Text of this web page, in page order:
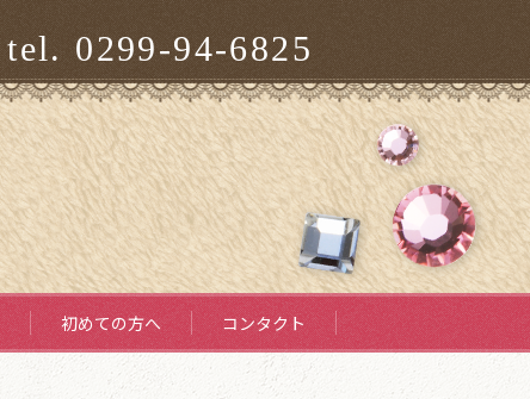
tel. 0299-94-6825
初めての方へ コンタクト